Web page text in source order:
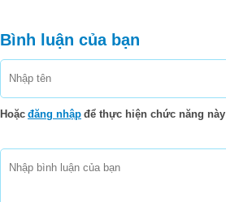
Bình luận của bạn
Hoặc đăng nhập để thực hiện chức năng này